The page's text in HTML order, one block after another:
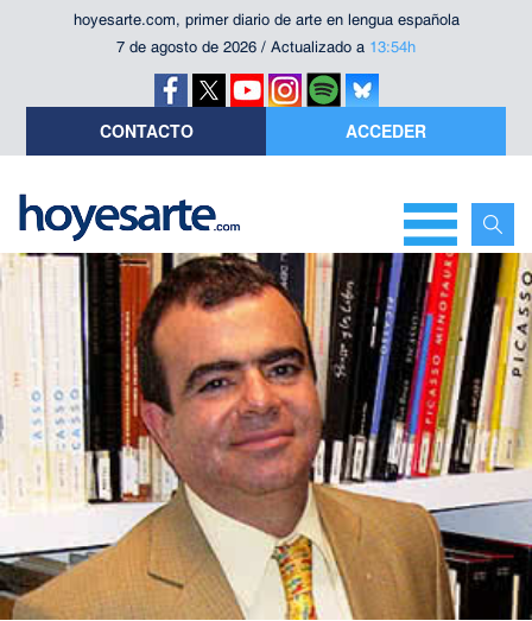
hoyesarte.com, primer diario de arte en lengua española
7 de agosto de 2026 / Actualizado a 13:54h
CONTACTO ACCEDER